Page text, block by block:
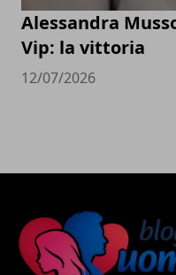
Alessandra
Vip: la vittoria
12/07/2026